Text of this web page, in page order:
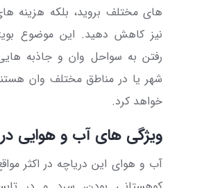
های مختلف بروید، بلکه هزینه
نیز کاهش دهید. این موضوع
رفتن به سواحل وان و جاذبه
شهر یا در مناطق مختلف وان
خواهد کرد.
ویژگی های آب و هوایی
آب و هوای این دریاچه در اکثر